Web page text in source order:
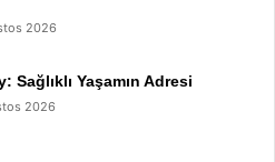
2026
Sağlıklı Yaşamın Adresi
2026